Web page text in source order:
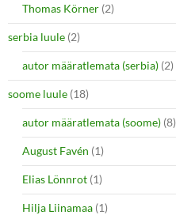
Thomas Körner (2)
serbia luule (2)
autor määratlemata (serbia) (2)
soome luule (18)
autor määratlemata (soome) (8)
August Favén (1)
Elias Lönnrot (1)
Hilja Liinamaa (1)